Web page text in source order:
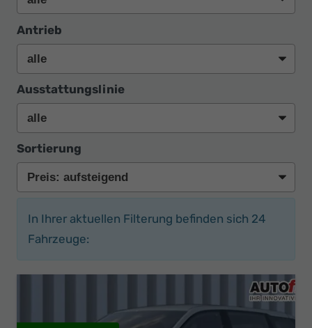
Antrieb
Ausstattungslinie
Sortierung
In Ihrer aktuellen Filterung befinden sich 24
Fahrzeuge: